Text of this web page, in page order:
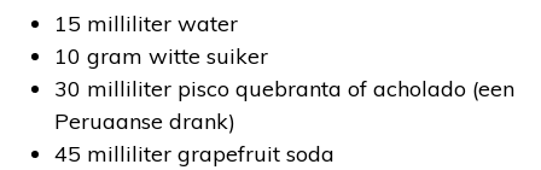
15 milliliter water
10 gram witte suiker
30 milliliter pisco quebranta of acholado (een
Peruaanse drank)
45 milliliter grapefruit soda